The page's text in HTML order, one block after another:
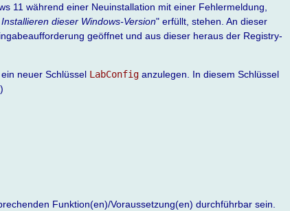
11 während einer Neuinstallation mit einer Fehlermeldung,
dieser Windows-Version" erfüllt, stehen. An dieser
geöffnet und aus dieser heraus der Registry-
ein neuer Schlüssel LabConfig anzulegen. In diesem Schlüssel
Funktion(en)/Voraussetzung(en) durchführbar sein.